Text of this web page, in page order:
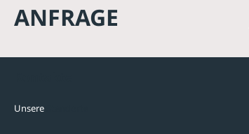
ANFRAGE
Unsere